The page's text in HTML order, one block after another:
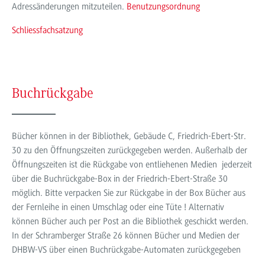
Adressänderungen mitzuteilen. Benutzungsordnung
Schliessfachsatzung
Buchrückgabe
Bücher können in der Bibliothek, Gebäude C, Friedrich-Ebert-Str.
30 zu den Öffnungszeiten zurückgegeben werden. Außerhalb der
Öffnungszeiten ist die Rückgabe von entliehenen Medien jederzeit
über die Buchrückgabe-Box in der Friedrich-Ebert-Straße 30
möglich. Bitte verpacken Sie zur Rückgabe in der Box Bücher aus
der Fernleihe in einen Umschlag oder eine Tüte ! Alternativ
können Bücher auch per Post an die Bibliothek geschickt werden.
In der Schramberger Straße 26 können Bücher und Medien der
DHBW-VS über einen Buchrückgabe-Automaten zurückgegeben